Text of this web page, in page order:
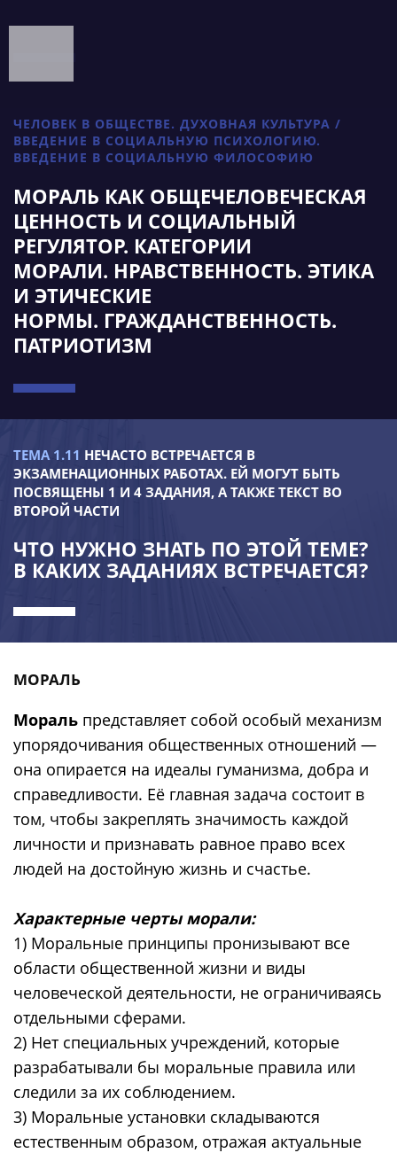
ЧЕЛОВЕК В ОБЩЕСТВЕ. ДУХОВНАЯ КУЛЬТУРА /
ВВЕДЕНИЕ В СОЦИАЛЬНУЮ ПСИХОЛОГИЮ.
ВВЕДЕНИЕ В СОЦИАЛЬНУЮ ФИЛОСОФИЮ
МОРАЛЬ КАК ОБЩЕЧЕЛОВЕЧЕСКАЯ
ЦЕННОСТЬ И СОЦИАЛЬНЫЙ
РЕГУЛЯТОР. КАТЕГОРИИ
МОРАЛИ. НРАВСТВЕННОСТЬ. ЭТИКА
И ЭТИЧЕСКИЕ
НОРМЫ. ГРАЖДАНСТВЕННОСТЬ.
ПАТРИОТИЗМ
ТЕМА 1.11 НЕЧАСТО ВСТРЕЧАЕТСЯ В
ЭКЗАМЕНАЦИОННЫХ РАБОТАХ. ЕЙ МОГУТ БЫТЬ
ПОСВЯЩЕНЫ 1 И 4 ЗАДАНИЯ, А ТАКЖЕ ТЕКСТ ВО
ВТОРОЙ ЧАСТИ
ЧТО НУЖНО ЗНАТЬ ПО ЭТОЙ ТЕМЕ?
В КАКИХ ЗАДАНИЯХ ВСТРЕЧАЕТСЯ?
МОРАЛЬ
Мораль представляет собой особый механизм
упорядочивания общественных отношений —
она опирается на идеалы гуманизма, добра и
справедливости. Её главная задача состоит в
том, чтобы закреплять значимость каждой
личности и признавать равное право всех
людей на достойную жизнь и счастье.
Характерные черты морали:
1) Моральные принципы пронизывают все
области общественной жизни и виды
человеческой деятельности, не ограничиваясь
отдельными сферами.
2) Нет специальных учреждений, которые
разрабатывали бы моральные правила или
следили за их соблюдением.
3) Моральные установки складываются
естественным образом, отражая актуальные